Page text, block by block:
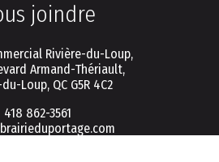
joindre
Rivière-du-Loup,
Armand-Thériault,
Loup, QC G5R 4C2
418 862-3561